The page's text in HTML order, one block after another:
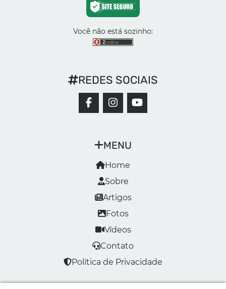
Você não está sozinho:
MENU
Home
Sobre
Artigos
Fotos
Vídeos
Contato
Política de Privacidade
REDES SOCIAIS